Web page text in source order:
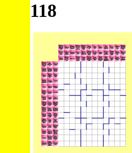
118